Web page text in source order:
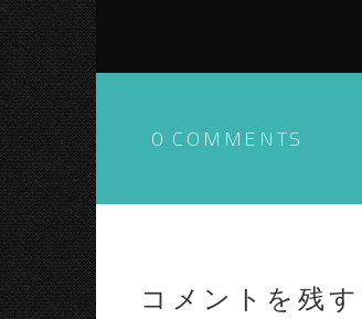
0 COMMENTS
コメントを残す